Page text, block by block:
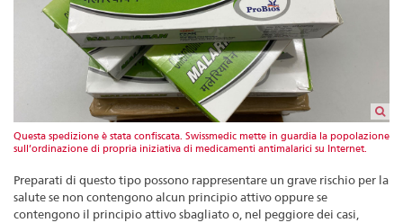
Questa spedizione è stata confiscata. Swissmedic mette in guardia la popolazione
sull’ordinazione di propria iniziativa di medicamenti antimalarici su Internet.
Preparati di questo tipo possono rappresentare un grave rischio per la
salute se non contengono alcun principio attivo oppure se
contengono il principio attivo sbagliato o, nel peggiore dei casi,